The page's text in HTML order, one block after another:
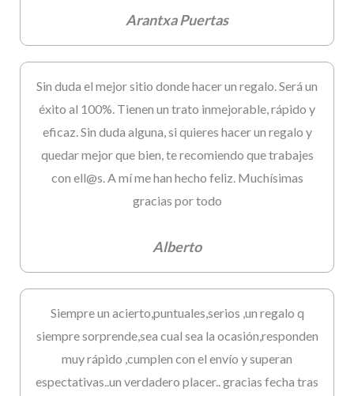
Arantxa Puertas
Sin duda el mejor sitio donde hacer un regalo. Será un
éxito al 100%. Tienen un trato inmejorable, rápido y
eficaz. Sin duda alguna, si quieres hacer un regalo y
quedar mejor que bien, te recomiendo que trabajes
con ell@s. A mí me han hecho feliz. Muchísimas
gracias por todo
Alberto
Siempre un acierto,puntuales,serios ,un regalo q
siempre sorprende,sea cual sea la ocasión,responden
muy rápido ,cumplen con el envío y superan
espectativas..un verdadero placer.. gracias fecha tras